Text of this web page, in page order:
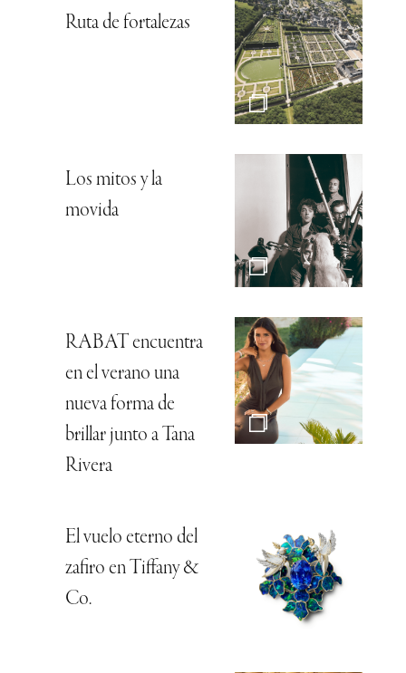
Ruta de fortalezas
Los mitos y la
movida
RABAT encuentra
en el verano una
nueva forma de
brillar junto a Tana
Rivera
El vuelo eterno del
zafiro en Tiffany &
Co.